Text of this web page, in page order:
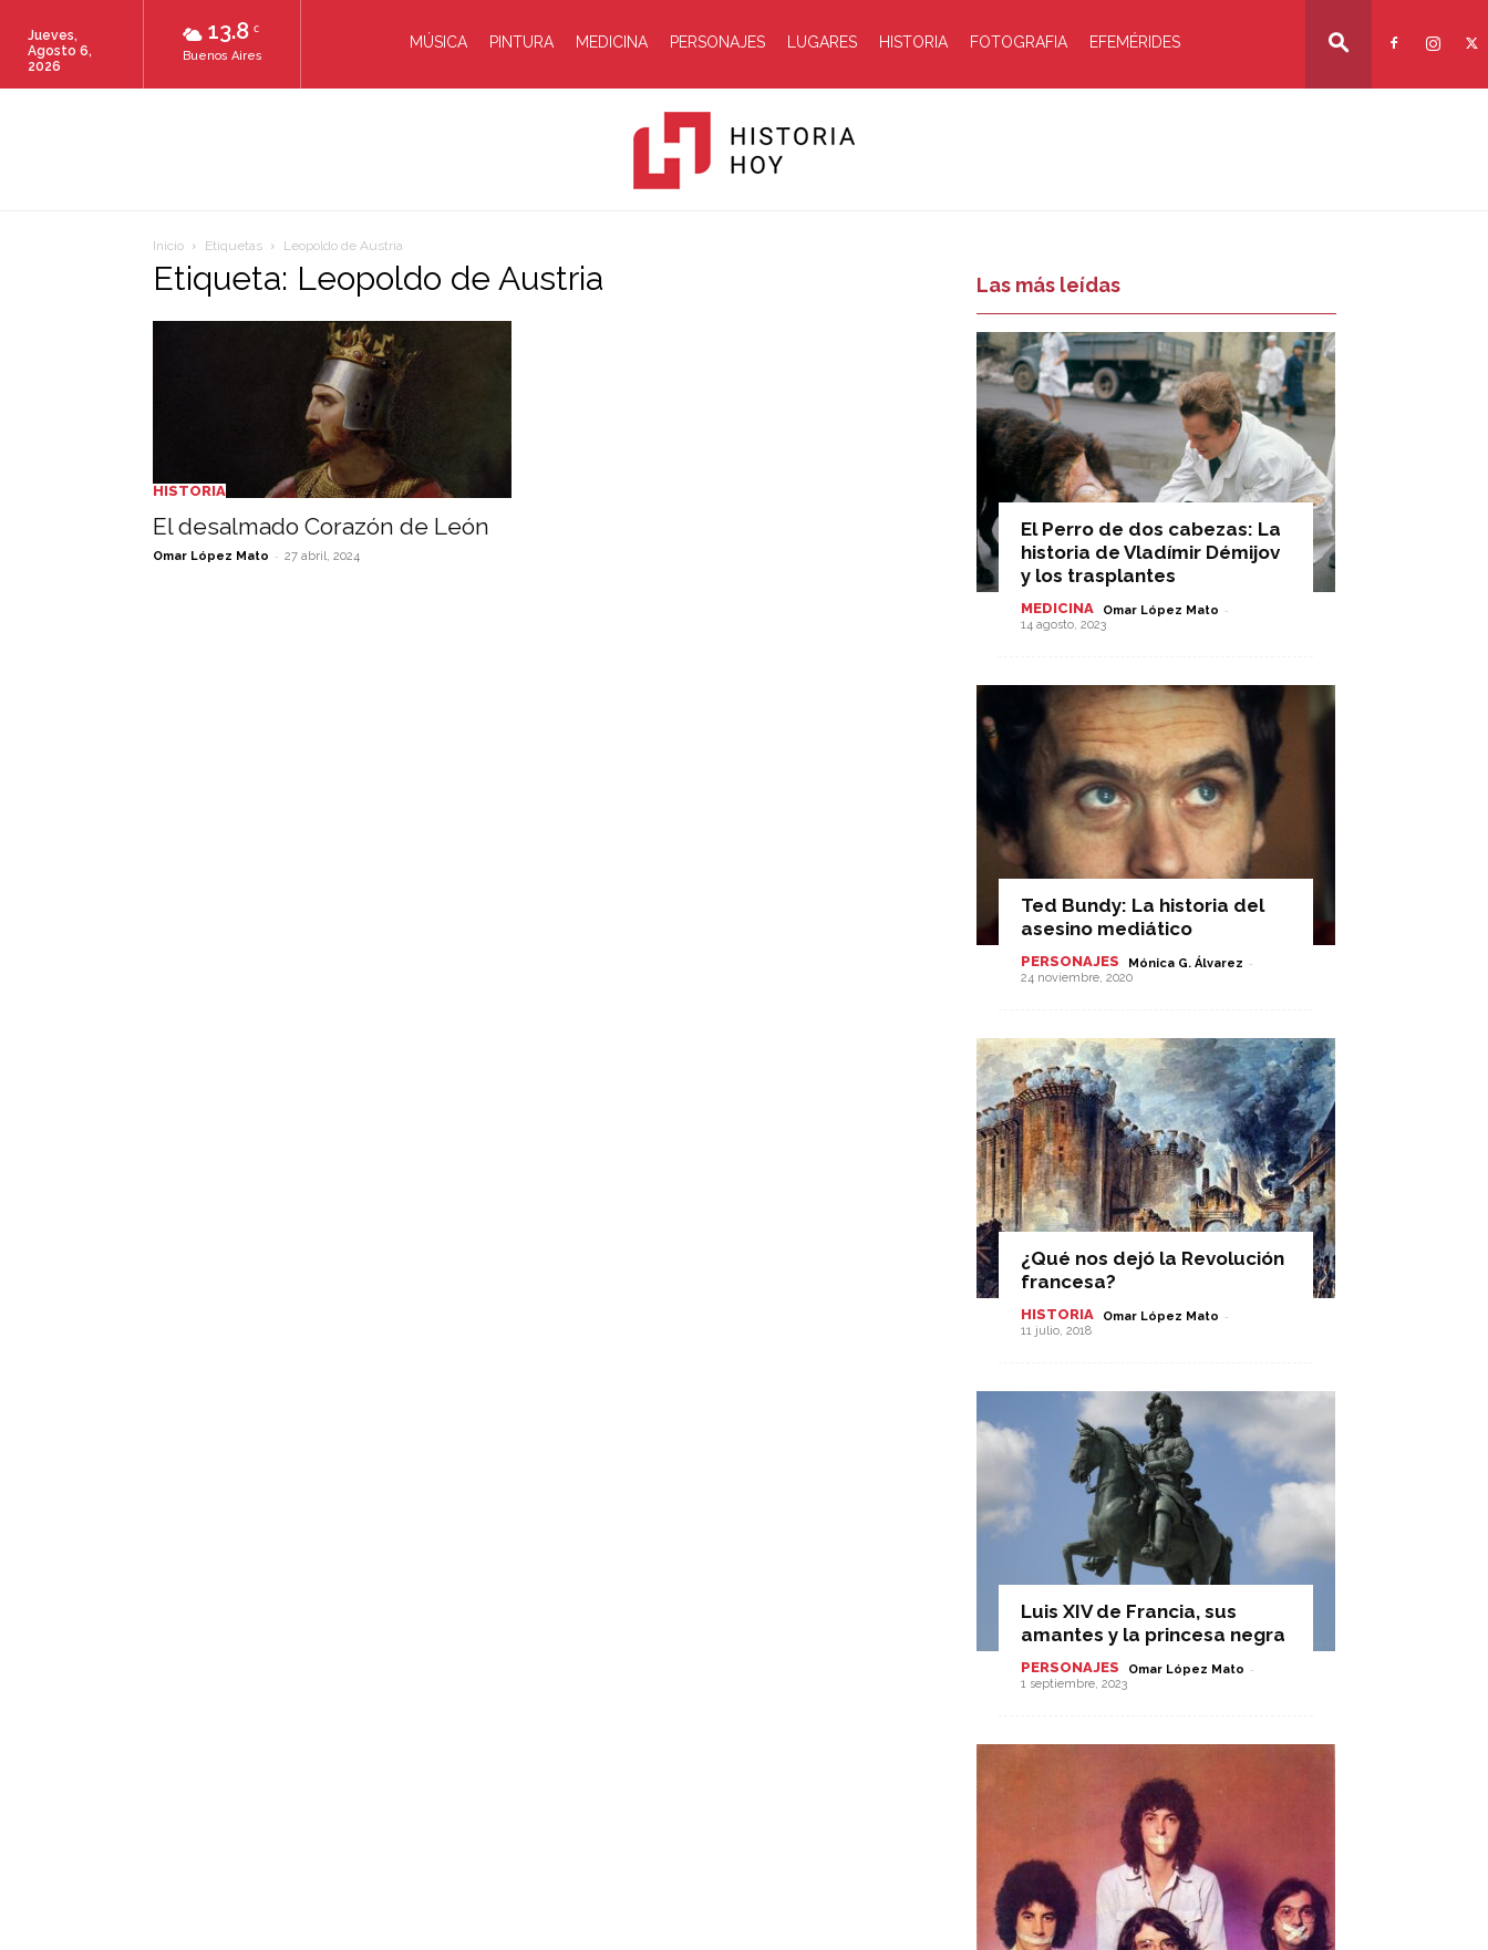
13.8 C
Buenos Aires
Jueves,
Agosto 6,
2026
MÚSICA PINTURA MEDICINA PERSONAJES LUGARES HISTORIA FOTOGRAFIA EFEMÉRIDES
Inicio Etiquetas Leopoldo de Austria
Etiqueta: Leopoldo de Austria
HISTORIA
El desalmado Corazón de León
Omar López Mato - 27 abril, 2024
Las más leídas
El Perro de dos cabezas: La
historia de Vladímir Démijov
y los trasplantes
MEDICINA Omar López Mato -
14 agosto, 2023
Ted Bundy: La historia del
asesino mediático
PERSONAJES Mónica G. Álvarez -
24 noviembre, 2020
¿Qué nos dejó la Revolución
francesa?
HISTORIA Omar López Mato -
11 julio, 2018
Luis XIV de Francia, sus
amantes y la princesa negra
PERSONAJES Omar López Mato -
1 septiembre, 2023